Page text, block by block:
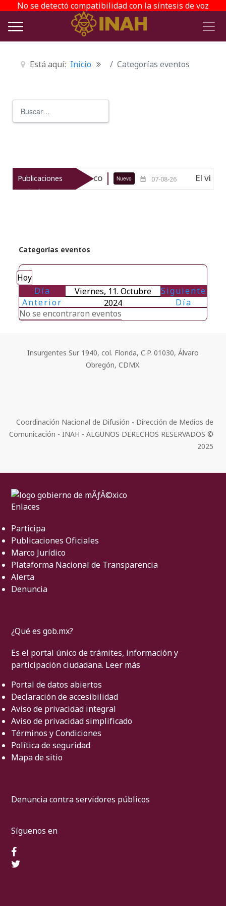
No se detectó compatibilidad con la síntesis de voz
Está aquí: Inicio Categorías eventos
Publicaciones
recientes
de Texcoco Nuevo 07-08-26 El viaje
Categorías eventos
Hoy
Día
Anterior
Viernes, 11. Octubre
2024
Siguiente
Día
No se encontraron eventos
Insurgentes Sur 1940, col. Florida, C.P. 01030, Álvaro
Obregón, CDMX.
Coordinación Nacional de Difusión - Dirección de Medios de
Comunicación - INAH - ALGUNOS DERECHOS RESERVADOS ©
2025
Enlaces
Participa
Publicaciones Oficiales
Marco Jurídico
Plataforma Nacional de Transparencia
Alerta
Denuncia
¿Qué es gob.mx?
Es el portal único de trámites, información y
participación ciudadana. Leer más
Portal de datos abiertos
Declaración de accesibilidad
Aviso de privacidad integral
Aviso de privacidad simplificado
Términos y Condiciones
Política de seguridad
Mapa de sitio
Denuncia contra servidores públicos
Síguenos en